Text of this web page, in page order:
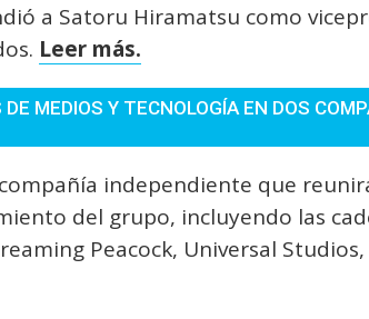
a Satoru Hiramatsu como
Leer más.
MEDIOS Y TECNOLOGÍA EN DOS
independiente que
del grupo, incluyendo las
Peacock, Universal Studios,